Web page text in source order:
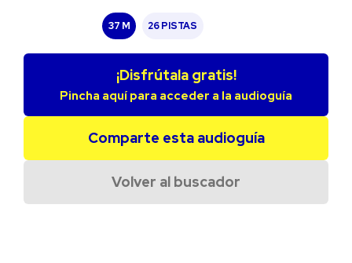
37 M 26 PISTAS
¡Disfrútala gratis!
Pincha aquí para acceder a la audioguía
Comparte esta audioguía
Volver al buscador